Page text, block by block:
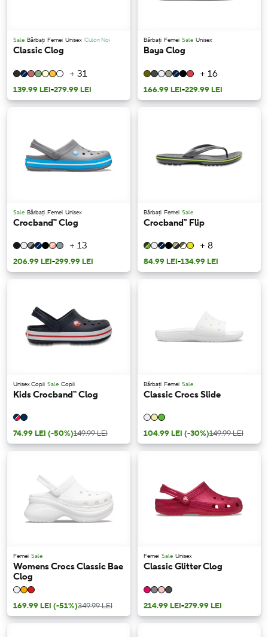
Sale Bărbați Femei Unisex Culori Noi
Classic Clog
+ 31
139.99 LEI-279.99 LEI
Bărbați Femei Sale Unisex
Baya Clog
+ 16
166.99 LEI-229.99 LEI
Sale Bărbați Femei Unisex
Crocband™ Clog
+ 13
206.99 LEI-299.99 LEI
Bărbați Femei Sale
Crocband™ Flip
+ 8
84.99 LEI-134.99 LEI
Unisex Copii Sale Copii
Kids Crocband™ Clog
74.99 LEI (-50%)149.99 LEI
Bărbați Femei Sale
Classic Crocs Slide
104.99 LEI (-30%)149.99 LEI
Femei Sale
Womens Crocs Classic Bae
Clog
169.99 LEI (-51%)349.99 LEI
Femei Sale Unisex
Classic Glitter Clog
214.99 LEI-279.99 LEI